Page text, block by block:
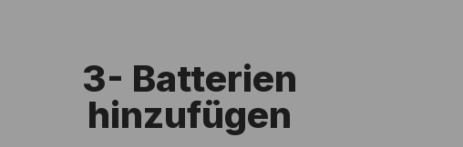
3- Batterien
hinzufügen